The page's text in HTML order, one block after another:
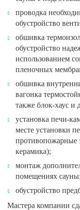
проводка
обустройство
обшивка
обустройство
использованием
пленочных
обшивка
вагонка
также блок-хаус и
установка печи-
месте установки
противопожарные
керамика);
монтаж
помещениях сауны;
обустройство
Мастера компании